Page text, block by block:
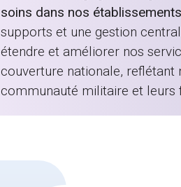
soins dans nos établissements
supports et une gestion
étendre et améliorer nos
couverture nationale, reflétant
communauté militaire et leurs